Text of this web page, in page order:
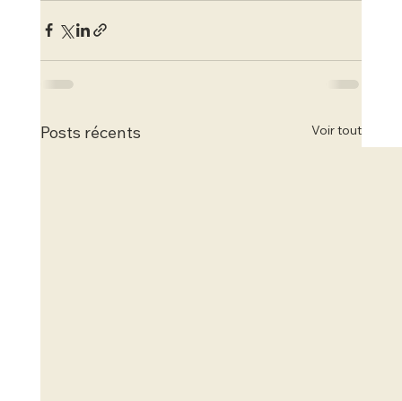
Posts récents Voir tout